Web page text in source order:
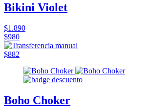
Bikini Violet
$1.890
$980
$882
Boho Choker